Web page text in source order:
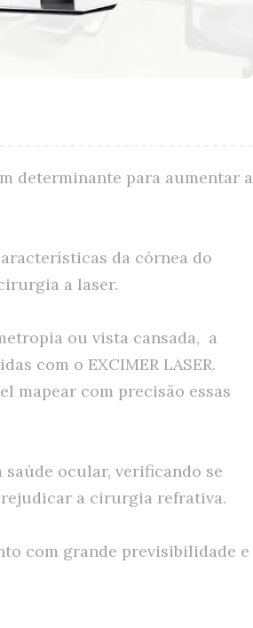
determinante para aumentar a
da córnea do
a laser.
ou vista cansada, a
com o EXCIMER LASER.
mapear com precisão essas
saúde ocular, verificando se
a cirurgia refrativa.
com grande previsibilidade e